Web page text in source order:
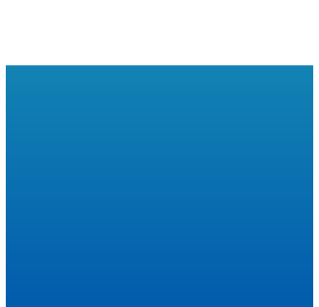
軽にご相談くださいませ。